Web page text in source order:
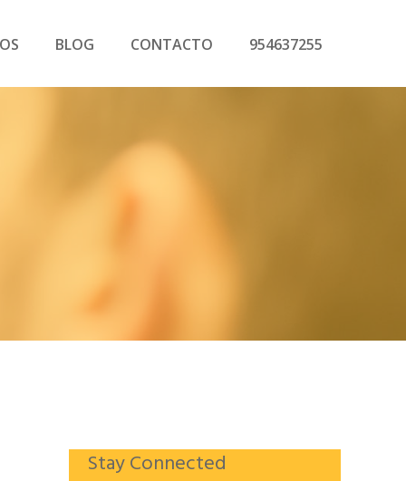
BLOG CONTACTO 954637255
Stay Connected